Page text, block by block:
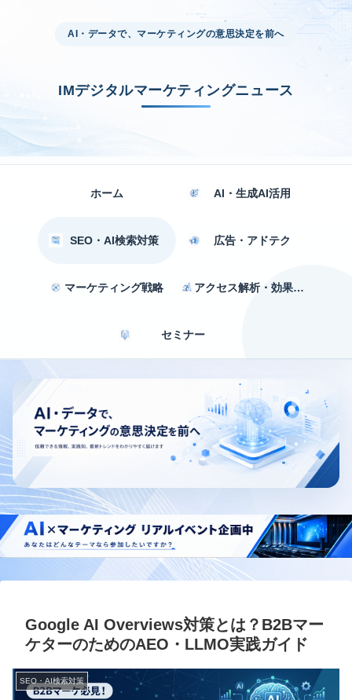
AI・データで、マーケティングの意思決定を前へ
IMデジタルマーケティングニュース
ホーム AI・生成AI活用
SEO・AI検索対策 広告・アドテク
マーケティング戦略 アクセス解析・効果測定
セミナー
Google AI Overviews対策とは？B2Bマー
ケターのためのAEO・LLMO実践ガイド
SEO・AI検索対策